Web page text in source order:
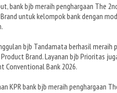
bank bjb meraih penghargaan The
untuk kelompok bank dengan
bjb Tandamata berhasil meraih
Brand. Layanan bjb Prioritas
Conventional Bank 2026.
KPR bank bjb meraih penghargaan